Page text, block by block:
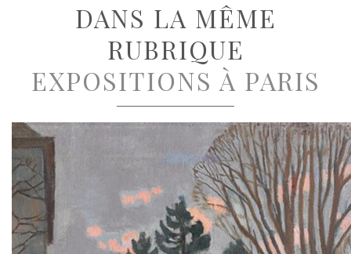
DANS LA MÊME
RUBRIQUE
EXPOSITIONS À PARIS